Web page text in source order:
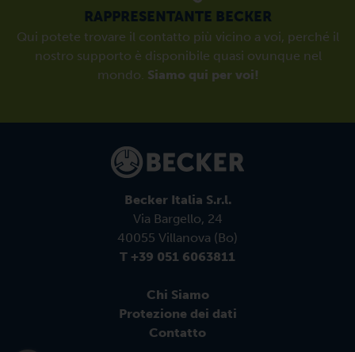
RAPPRESENTANTE BECKER
Qui potete trovare il contatto più vicino a voi, perché il
nostro supporto è disponibile quasi ovunque nel
mondo. Siamo qui per voi!
Becker Italia S.r.l.
Via Bargello, 24
40055 Villanova (Bo)
T +39 051 6063811
Chi Siamo
Protezione dei dati
Contatto